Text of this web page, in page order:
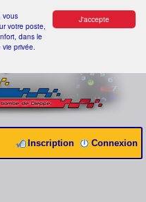
J'accepte
vous
votre poste,
dans le
privée.
Connexion
Inscription